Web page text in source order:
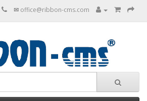
✉ office@ribbon-cms.com